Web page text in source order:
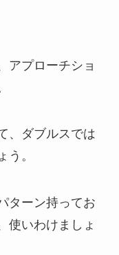
アプローチショ
、ダブルスでは
う。
ターン持ってお
使いわけましょ